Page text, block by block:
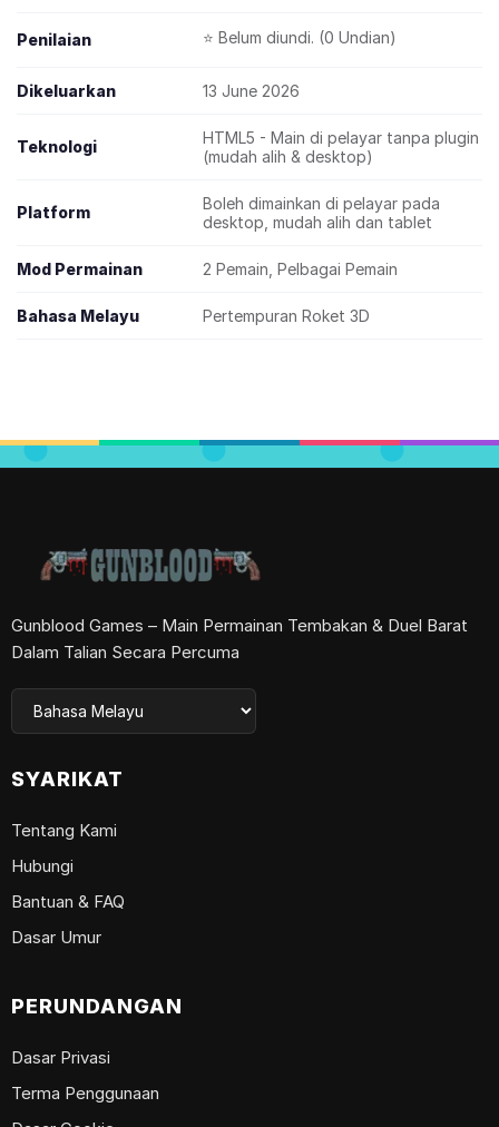
Penilaian ⭐ Belum diundi. (0 Undian)
Dikeluarkan 13 June 2026
Teknologi
HTML5 - Main di pelayar tanpa plugin
(mudah alih & desktop)
Platform
Boleh dimainkan di pelayar pada
desktop, mudah alih dan tablet
Mod Permainan 2 Pemain, Pelbagai Pemain
Bahasa Melayu Pertempuran Roket 3D
Gunblood Games – Main Permainan Tembakan & Duel Barat
Dalam Talian Secara Percuma
SYARIKAT
Tentang Kami
Hubungi
Bantuan & FAQ
Dasar Umur
PERUNDANGAN
Dasar Privasi
Terma Penggunaan